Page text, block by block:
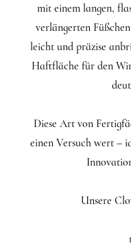
mit einem langen,
verlängerten
leicht und präzise
Haftfläche für den
Diese Art von
einen Versuch wert –
Unsere